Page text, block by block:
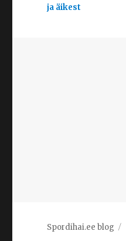
ja äikest
Spordihai.ee blog